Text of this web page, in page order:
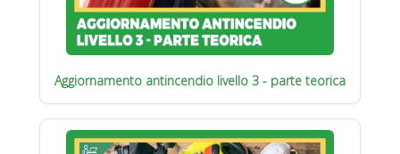
Aggiornamento antincendio livello 3 - parte teorica